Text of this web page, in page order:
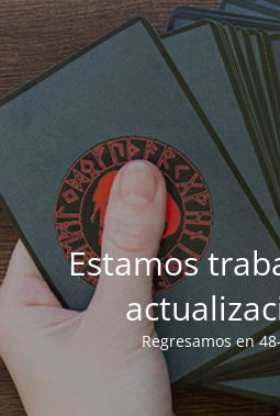
Estamos
Regresamos en